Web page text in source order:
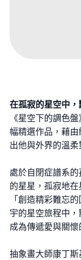
在孤寂的星空中
《星空下的調色
幅精選作品，藉
出他與外界的溫柔
處於自閉症譜系
的星星，孤寂地
「創造精彩難忘
宇的星空旅程中
成為傳遞愛與關懷
抽象畫大師康丁